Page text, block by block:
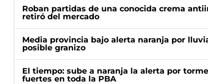
Roban partidas de una conocida crema
retiró del mercado
Media provincia bajo alerta naranja por
posible granizo
El tiempo: sube a naranja la alerta por
fuertes en toda la PBA